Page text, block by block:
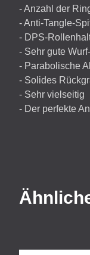
- Anzahl der
- Anti-Tangle-
- DPS-
- Sehr gute
- Parabolische
- Solides
- Sehr vielseitig
- Der perfekte